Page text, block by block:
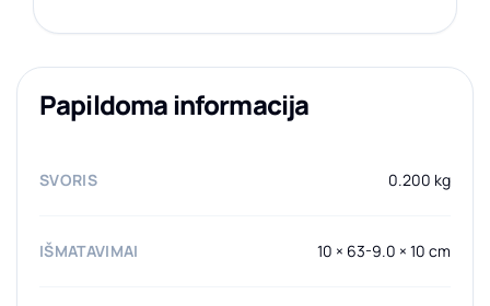
Papildoma informacija
SVORIS 0.200 kg
IŠMATAVIMAI 10 × 63-9.0 × 10 cm